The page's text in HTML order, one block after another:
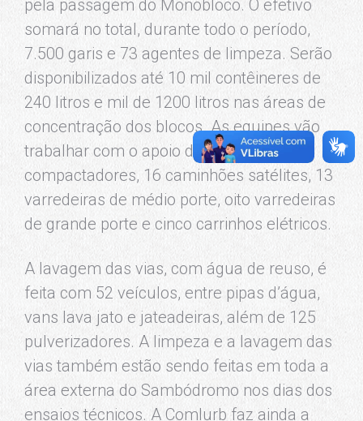
pela passagem do Monobloco. O efetivo
somará no total, durante todo o período,
7.500 garis e 73 agentes de limpeza. Serão
disponibilizados até 10 mil contêineres de
240 litros e mil de 1200 litros nas áreas de
concentração dos blocos. As equipes vão
trabalhar com o apoio de 62 caminhões
compactadores, 16 caminhões satélites, 13
varredeiras de médio porte, oito varredeiras
de grande porte e cinco carrinhos elétricos.
A lavagem das vias, com água de reuso, é
feita com 52 veículos, entre pipas d’água,
vans lava jato e jateadeiras, além de 125
pulverizadores. A limpeza e a lavagem das
vias também estão sendo feitas em toda a
área externa do Sambódromo nos dias dos
ensaios técnicos. A Comlurb faz ainda a